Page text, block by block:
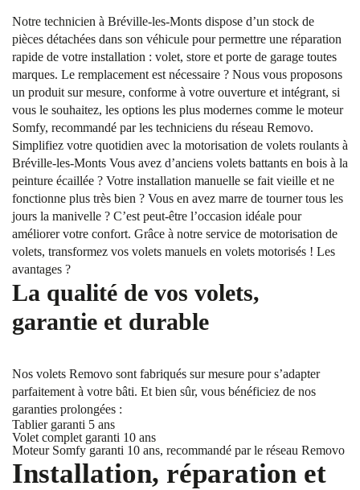
Notre technicien à Bréville-les-Monts dispose d’un stock de
pièces détachées dans son véhicule pour permettre une réparation
rapide de votre installation : volet, store et porte de garage toutes
marques. Le remplacement est nécessaire ? Nous vous proposons
un produit sur mesure, conforme à votre ouverture et intégrant, si
vous le souhaitez, les options les plus modernes comme le moteur
Somfy, recommandé par les techniciens du réseau Removo.
Simplifiez votre quotidien avec la motorisation de volets roulants à
Bréville-les-Monts Vous avez d’anciens volets battants en bois à la
peinture écaillée ? Votre installation manuelle se fait vieille et ne
fonctionne plus très bien ? Vous en avez marre de tourner tous les
jours la manivelle ? C’est peut-être l’occasion idéale pour
améliorer votre confort. Grâce à notre service de motorisation de
volets, transformez vos volets manuels en volets motorisés ! Les
avantages ?
La qualité de vos volets,
garantie et durable
Nos volets Removo sont fabriqués sur mesure pour s’adapter
parfaitement à votre bâti. Et bien sûr, vous bénéficiez de nos
garanties prolongées :
Tablier garanti 5 ans
Volet complet garanti 10 ans
Moteur Somfy garanti 10 ans, recommandé par le réseau Removo
Installation, réparation et